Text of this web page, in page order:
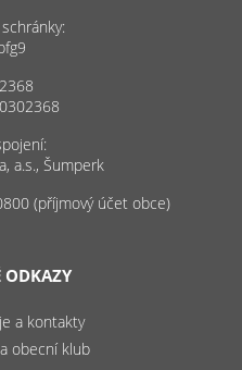
a.s., Šumperk
(příjmový účet obce)
ODKAZY
a kontakty
obecní klub